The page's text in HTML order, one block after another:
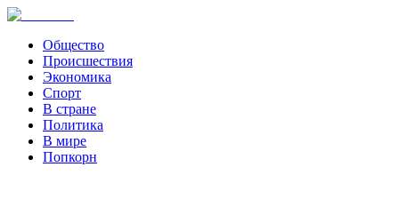
Общество
Происшествия
Экономика
Спорт
В стране
Политика
В мире
Попкорн